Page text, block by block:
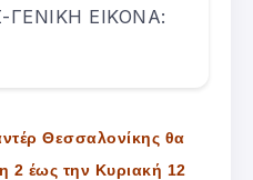
ΕΙΚΟΝΑ:
Θεσσαλονίκης θα
2 έως την Κυριακή 12